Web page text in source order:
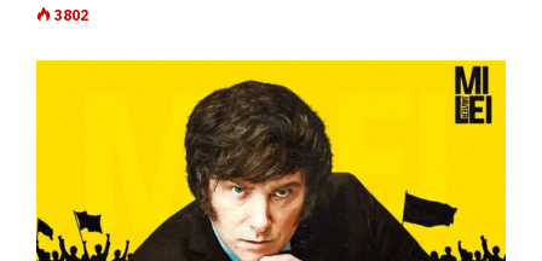
3802